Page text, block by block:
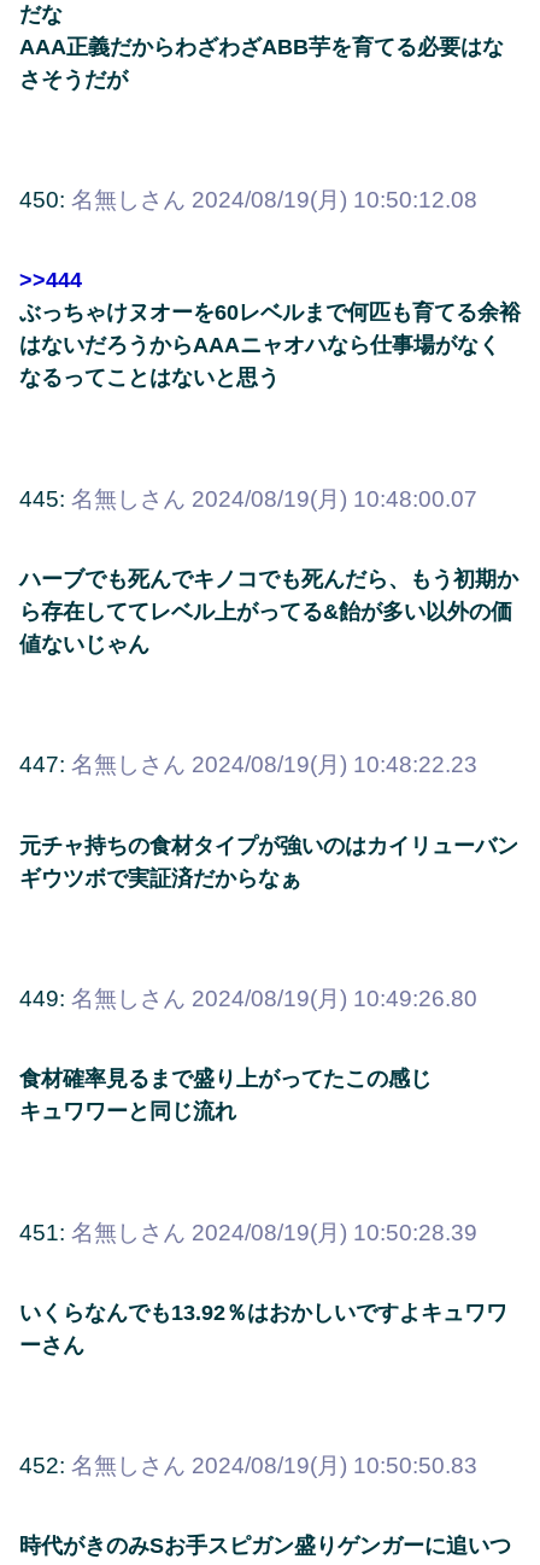
だな
AAA正義だからわざわざABB芋を育てる必要はな
さそうだが
450: 名無しさん 2024/08/19(月) 10:50:12.08
>>444
ぶっちゃけヌオーを60レベルまで何匹も育てる余裕
はないだろうからAAAニャオハなら仕事場がなく
なるってことはないと思う
445: 名無しさん 2024/08/19(月) 10:48:00.07
ハーブでも死んでキノコでも死んだら、もう初期か
ら存在しててレベル上がってる&飴が多い以外の価
値ないじゃん
447: 名無しさん 2024/08/19(月) 10:48:22.23
元チャ持ちの食材タイプが強いのはカイリューバン
ギウツボで実証済だからなぁ
449: 名無しさん 2024/08/19(月) 10:49:26.80
食材確率見るまで盛り上がってたこの感じ
キュワワーと同じ流れ
451: 名無しさん 2024/08/19(月) 10:50:28.39
いくらなんでも13.92％はおかしいですよキュワワ
ーさん
452: 名無しさん 2024/08/19(月) 10:50:50.83
時代がきのみSお手スピガン盛りゲンガーに追いつ